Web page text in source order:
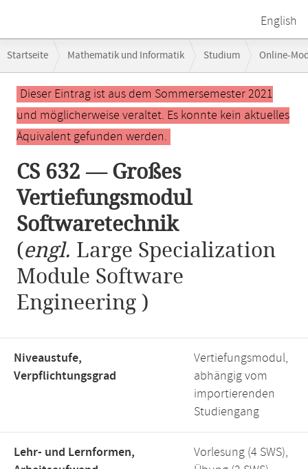
English
Navigation
Startseite Mathematik und Informatik Studium Online-
CS 632 — Großes Vertiefungsmodul Softwaretechnik
Hauptinhalt
Dieser Eintrag ist aus dem Sommersemester 2021
und möglicherweise veraltet. Es konnte kein aktuelles
Äquivalent gefunden werden.
CS 632 — Großes
Vertiefungsmodul
Softwaretechnik
(engl. Large Specialization
Module Software
Engineering )
Niveaustufe,
Verpflichtungsgrad
Vertiefungsmodul,
abhängig vom
importierenden
Studiengang
Lehr- und Lernformen,
Vorlesung (4 SWS),